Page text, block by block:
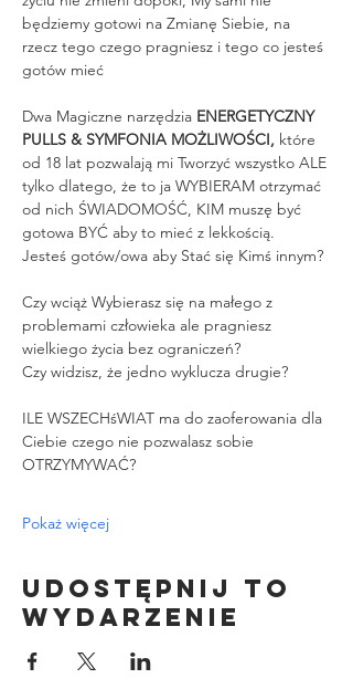
będziemy gotowi na Zmianę Siebie, na
rzecz tego czego pragniesz i tego co jesteś
gotów mieć
Dwa Magiczne narzędzia ENERGETYCZNY
PULLS & SYMFONIA MOŻLIWOŚCI, które
od 18 lat pozwalają mi Tworzyć wszystko ALE
tylko dlatego, że to ja WYBIERAM otrzymać
od nich ŚWIADOMOŚĆ, KIM muszę być
gotowa BYĆ aby to mieć z lekkością.
Jesteś gotów/owa aby Stać się Kimś innym?
Czy wciąż Wybierasz się na małego z
problemami człowieka ale pragniesz
wielkiego życia bez ograniczeń?
Czy widzisz, że jedno wyklucza drugie?
ILE WSZECHśWIAT ma do zaoferowania dla
Ciebie czego nie pozwalasz sobie
OTRZYMYWAĆ?
Pokaż więcej
Udostępnij to
wydarzenie